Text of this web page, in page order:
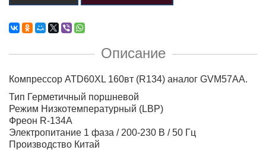
Описание
Компрессор ATD60XL 160вт (R134) аналог GVM57AA.
Тип Герметичный поршневой
Режим Низкотемпературный (LBP)
Фреон R-134A
Электропитание 1 фаза / 200-230 В / 50 Гц
Производство Китай